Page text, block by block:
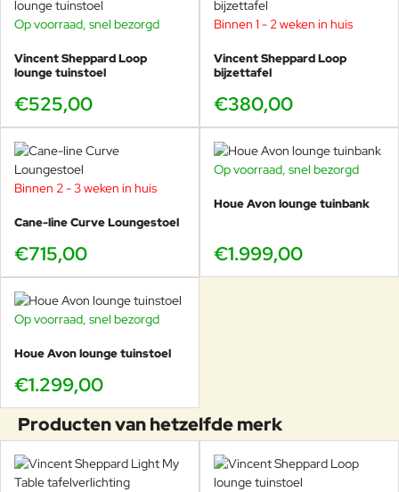
Op voorraad, snel bezorgd
Vincent Sheppard Loop
lounge tuinstoel
€525,00
Binnen 1 - 2 weken in huis
Vincent Sheppard Loop
bijzettafel
€380,00
Binnen 2 - 3 weken in huis
Cane-line Curve Loungestoel
€715,00
Op voorraad, snel bezorgd
Houe Avon lounge tuinbank
€1.999,00
Op voorraad, snel bezorgd
Houe Avon lounge tuinstoel
€1.299,00
Producten van hetzelfde merk